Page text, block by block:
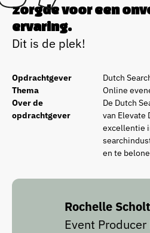
zorgde voor een
ervaring.
Dit is de plek!
Opdrachtgever
Dutch
Thema
Online
Over de
opdrachtgever
De Dutch
van Elevate
excellentie
en te
Rochelle
Event